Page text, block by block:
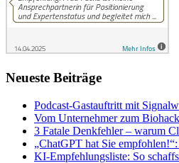
Neueste Beiträge
Podcast-Gastauftritt mit
Vom Unternehmer zum
3 Fatale Denkfehler – warum
„ChatGPT hat Sie
KI-Empfehlungsliste: So